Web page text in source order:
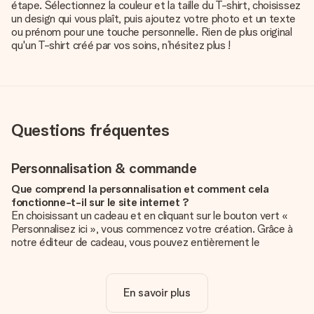
étape. Sélectionnez la couleur et la taille du T-shirt, choisissez
un design qui vous plaît, puis ajoutez votre photo et un texte
ou prénom pour une touche personnelle. Rien de plus original
qu'un T-shirt créé par vos soins, n’hésitez plus !
Questions fréquentes
Personnalisation & commande
Que comprend la personnalisation et comment cela
fonctionne-t-il sur le site internet ?
En choisissant un cadeau et en cliquant sur le bouton vert «
Personnalisez ici », vous commencez votre création. Grâce à
notre éditeur de cadeau, vous pouvez entièrement le
unique pour ajouter une touche finale à votre cadeau.
La personnalisation est-elle comprise dans le prix ?
En savoir plus